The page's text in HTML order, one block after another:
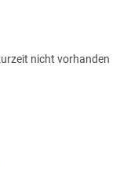
nicht vorhanden